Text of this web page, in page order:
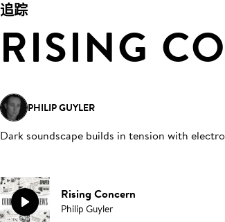
追踪
RISING
PHILIP GUYLER
Dark soundscape builds in tension with
Rising Concern
Philip Guyler